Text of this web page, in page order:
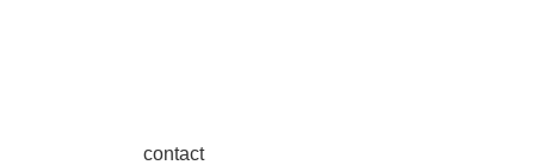
contact